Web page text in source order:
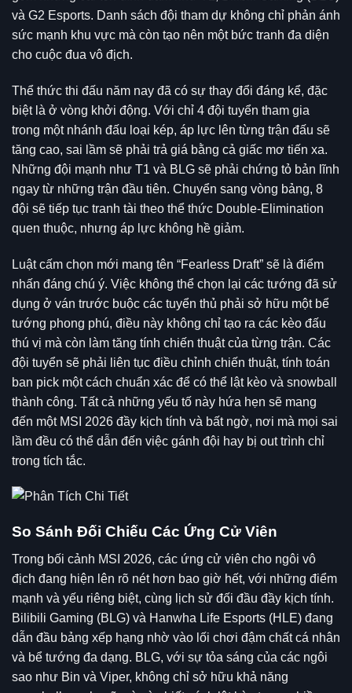
và G2 Esports. Danh sách đội tham dự không chỉ phản ánh
sức mạnh khu vực mà còn tạo nên một bức tranh đa diện
cho cuộc đua vô địch.
Thể thức thi đấu năm nay đã có sự thay đổi đáng kể, đặc
biệt là ở vòng khởi động. Với chỉ 4 đội tuyển tham gia
trong một nhánh đấu loại kép, áp lực lên từng trận đấu sẽ
tăng cao, sai lầm sẽ phải trả giá bằng cả giấc mơ tiến xa.
Những đội mạnh như T1 và BLG sẽ phải chứng tỏ bản lĩnh
ngay từ những trận đầu tiên. Chuyển sang vòng bảng, 8
đội sẽ tiếp tục tranh tài theo thể thức Double-Elimination
quen thuộc, nhưng áp lực không hề giảm.
Luật cấm chọn mới mang tên “Fearless Draft” sẽ là điểm
nhấn đáng chú ý. Việc không thể chọn lại các tướng đã sử
dụng ở ván trước buộc các tuyển thủ phải sở hữu một bể
tướng phong phú, điều này không chỉ tạo ra các kèo đấu
thú vị mà còn làm tăng tính chiến thuật của từng trận. Các
đội tuyển sẽ phải liên tục điều chỉnh chiến thuật, tính toán
ban pick một cách chuẩn xác để có thể lật kèo và snowball
thành công. Tất cả những yếu tố này hứa hẹn sẽ mang
đến một MSI 2026 đầy kịch tính và bất ngờ, nơi mà mọi sai
lầm đều có thể dẫn đến việc gánh đội hay bị out trình chỉ
trong tích tắc.
So Sánh Đối Chiếu Các Ứng Cử Viên
Trong bối cảnh MSI 2026, các ứng cử viên cho ngôi vô
địch đang hiện lên rõ nét hơn bao giờ hết, với những điểm
mạnh và yếu riêng biệt, cùng lịch sử đối đầu đầy kịch tính.
Bilibili Gaming (BLG) và Hanwha Life Esports (HLE) đang
dẫn đầu bảng xếp hạng nhờ vào lối chơi đậm chất cá nhân
và bể tướng đa dạng. BLG, với sự tỏa sáng của các ngôi
sao như Bin và Viper, không chỉ sở hữu khả năng